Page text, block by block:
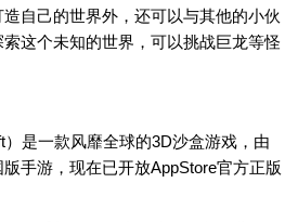
自己的世界外，还可以与其他的小伙
这个未知的世界，可以挑战巨龙等怪
）是一款风靡全球的3D沙盒游戏，由
手游，现在已开放AppStore官方正版